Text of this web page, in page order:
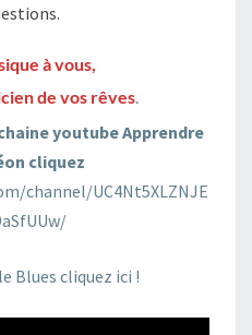
à vous,
de vos rêves
youtube Apprendre
cliquez
channel/UC4Nt5XLZNJE
Blues cliquez ici !